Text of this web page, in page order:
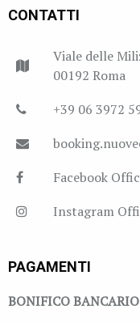
CONTATTI
Viale delle
00192 Roma
+39 06 3972
Facebook
Instagram
PAGAMENTI
BONIFICO BANCARIO